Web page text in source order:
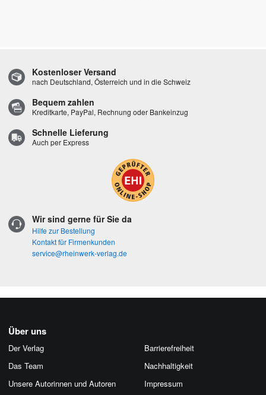
Kostenloser Versand
nach Deutschland, Österreich und in die Schweiz
Bequem zahlen
Kreditkarte, PayPal, Rechnung oder Bankeinzug
Schnelle Lieferung
Auch per Express
Wir sind gerne für Sie da
Hilfe zur Bestellung
Kontakt für Firmenkunden
service@rheinwerk-verlag.de
Über uns
Der Verlag
Das Team
Unsere Autorinnen und Autoren
Barrierefreiheit
Nachhaltigkeit
Impressum